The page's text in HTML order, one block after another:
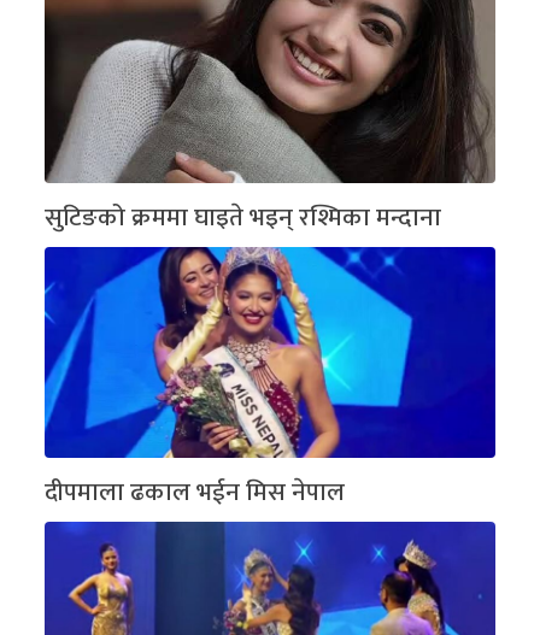
सुटिङको क्रममा घाइते भइन् रश्मिका मन्दाना
दीपमाला ढकाल भईन मिस नेपाल